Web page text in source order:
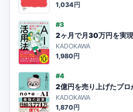
1,034円
#3
2ヶ月で月30万円を実
KADOKAWA
1,980円
#4
2億円を売り上げたプ
KADOKAWA
1,870円